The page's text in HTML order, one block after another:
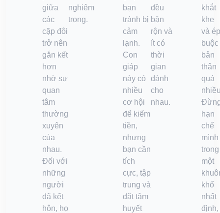
giữa
các
cặp đôi
trở nên
gắn kết
hơn
nhờ sự
quan
tâm
thường
xuyên
của
nhau.
Đối với
những
người
đã kết
hôn, họ
nghiêm
trọng.
bạn
tránh bị
cảm
lạnh.
Con
giáp
này có
nhiều
cơ hội
để kiếm
tiền,
nhưng
bạn cần
tích
cực, tập
trung và
đặt tâm
huyết
đều
bận
rộn và
ít có
thời
gian
dành
cho
nhau.
khắt
khe
và ép
buộc
bản
thân
quá
hạn
chế
mình
trong
một
khổ
nhất
định,